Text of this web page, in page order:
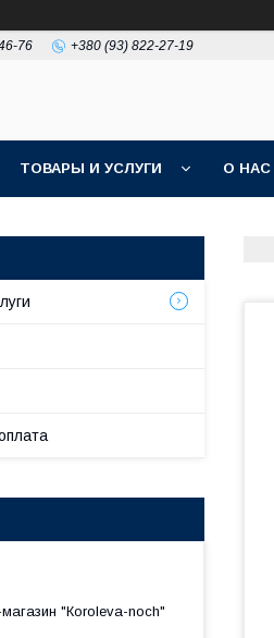
76 +380 (93) 822-27-19
ТОВАРЫ И УСЛУГИ О НАС
"Кoroleva-noch"